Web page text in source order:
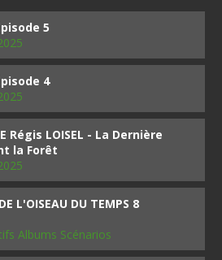
5
4
Régis LOISEL - La Dernière
la Forêt
L'OISEAU DU TEMPS 8
Albums Scénarios